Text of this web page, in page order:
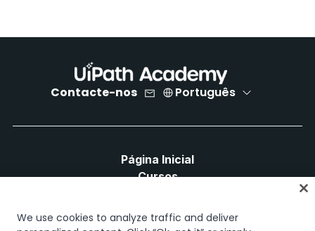
Contacte-nos Português
Página Inicial
Cursos
Caminhos de Carreira
Certificações
We use cookies to analyze traffic and deliver